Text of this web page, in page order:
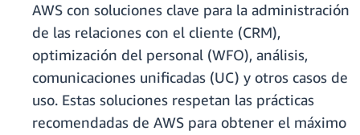
AWS con soluciones clave para la administración
de las relaciones con el cliente (CRM),
optimización del personal (WFO), análisis,
comunicaciones unificadas (UC) y otros casos de
uso. Estas soluciones respetan las prácticas
recomendadas de AWS para obtener el máximo